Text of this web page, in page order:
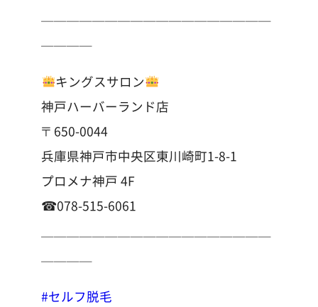
キングスサロン
神戸ハーバーランド店
〒650-0044
兵庫県神戸市中央区東川崎町1-8-1
プロメナ神戸 4F
☎︎078-515-6061
#セルフ脱毛